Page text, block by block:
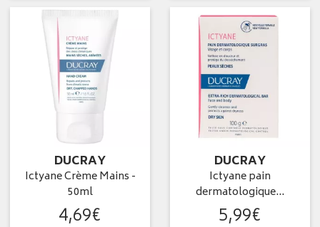
DUCRAY
Ictyane Crème Mains -
50ml
4,69€
DUCRAY
Ictyane pain
dermatologique…
5,99€